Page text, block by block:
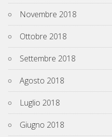
Novembre 2018
Ottobre 2018
Settembre 2018
Agosto 2018
Luglio 2018
Giugno 2018